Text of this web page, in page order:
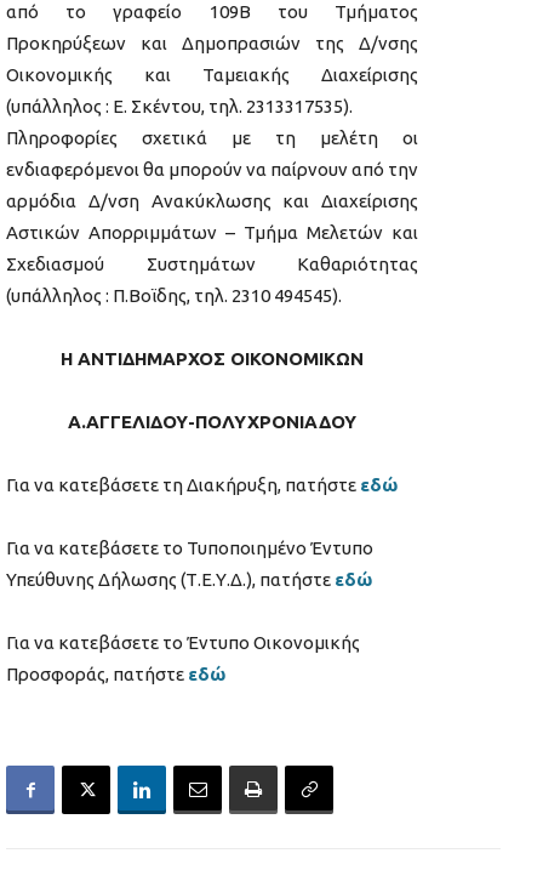
από το γραφείο 109Β του Τμήματος
Προκηρύξεων και Δημοπρασιών της Δ/νσης
Οικονομικής και Ταμειακής Διαχείρισης
(υπάλληλος : Ε. Σκέντου, τηλ. 2313317535).
Πληροφορίες σχετικά με τη μελέτη οι
ενδιαφερόμενοι θα μπορούν να παίρνουν από την
αρμόδια Δ/νση Ανακύκλωσης και Διαχείρισης
Αστικών Απορριμμάτων – Τμήμα Μελετών και
Σχεδιασμού Συστημάτων Καθαριότητας
(υπάλληλος : Π.Βοϊδης, τηλ. 2310 494545).
Η ΑΝΤΙΔΗΜΑΡΧΟΣ ΟΙΚΟΝΟΜΙΚΩΝ
Α.ΑΓΓΕΛΙΔΟΥ-ΠΟΛΥΧΡΟΝΙΑΔΟΥ
Για να κατεβάσετε τη Διακήρυξη, πατήστε εδώ
Για να κατεβάσετε το Τυποποιημένο Έντυπο
Υπεύθυνης Δήλωσης (Τ.Ε.Υ.Δ.), πατήστε εδώ
Για να κατεβάσετε το Έντυπο Οικονομικής
Προσφοράς, πατήστε εδώ